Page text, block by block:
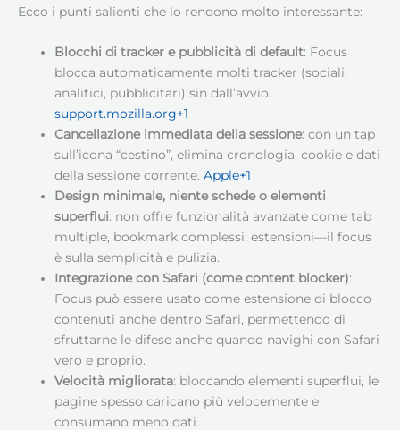
Ecco i punti salienti che lo rendono molto interessante:
Blocchi di tracker e pubblicità di default: Focus
blocca automaticamente molti tracker (sociali,
analitici, pubblicitari) sin dall’avvio.
support.mozilla.org+1
Cancellazione immediata della sessione: con un tap
sull’icona “cestino”, elimina cronologia, cookie e dati
della sessione corrente.Apple+1
Design minimale, niente schede o elementi
superflui: non offre funzionalità avanzate come tab
multiple, bookmark complessi, estensioni—il focus
è sulla semplicità e pulizia.
Integrazione con Safari (come content blocker):
Focus può essere usato come estensione di blocco
contenuti anche dentro Safari, permettendo di
sfruttarne le difese anche quando navighi con Safari
vero e proprio.
Velocità migliorata: bloccando elementi superflui, le
pagine spesso caricano più velocemente e
consumano meno dati.